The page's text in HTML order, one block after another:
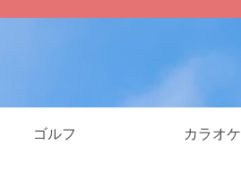
ゴルフ カラオケ